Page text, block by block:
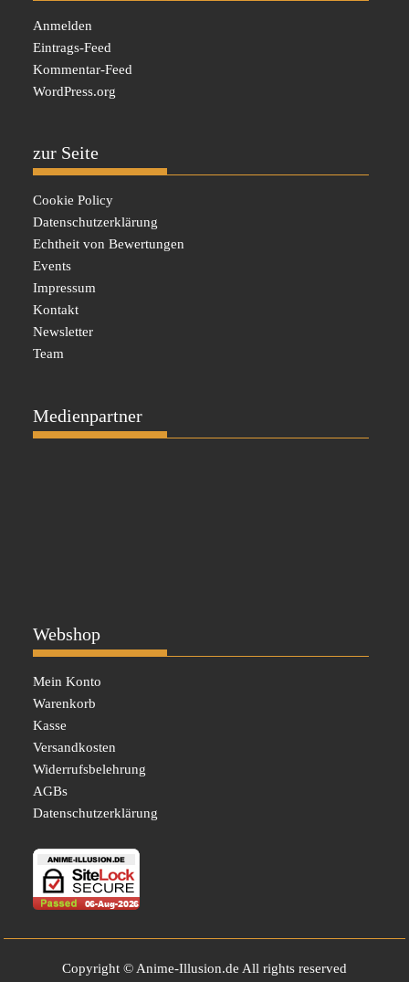
Anmelden
Eintrags-Feed
Kommentar-Feed
WordPress.org
zur Seite
Cookie Policy
Datenschutzerklärung
Echtheit von Bewertungen
Events
Impressum
Kontakt
Newsletter
Team
Medienpartner
Webshop
Mein Konto
Warenkorb
Kasse
Versandkosten
Widerrufsbelehrung
AGBs
Datenschutzerklärung
Copyright © Anime-Illusion.de All rights reserved